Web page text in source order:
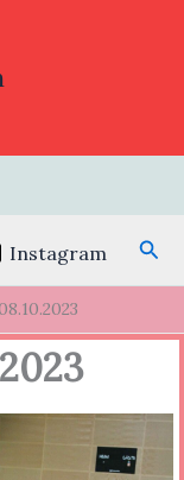
Instagram